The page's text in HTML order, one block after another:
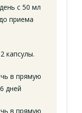
с 50 мл
приема
капсулы.
в прямую
дней
в прямую